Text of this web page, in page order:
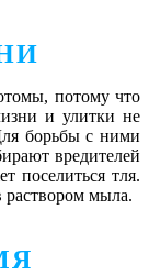
потому что
и улитки не
борьбы с ними
вредителей
поселиться тля.
раствором мыла.